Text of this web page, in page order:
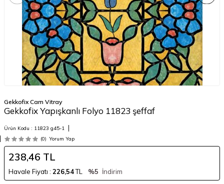
Gekkofix Cam Vitray
Gekkofix Yapışkanlı Folyo 11823 şeffaf
Ürün Kodu : 11823 g45-1
(0) Yorum Yap
238,46 TL
Havale Fiyatı : 226,54TL %5 İndirim